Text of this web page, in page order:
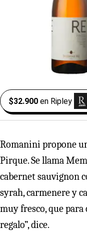
$32.900 en Ripley
Romanini propone
Pirque. Se llama
cabernet sauvignon
syrah, carmenere y
muy fresco, que
regalo”, dice.